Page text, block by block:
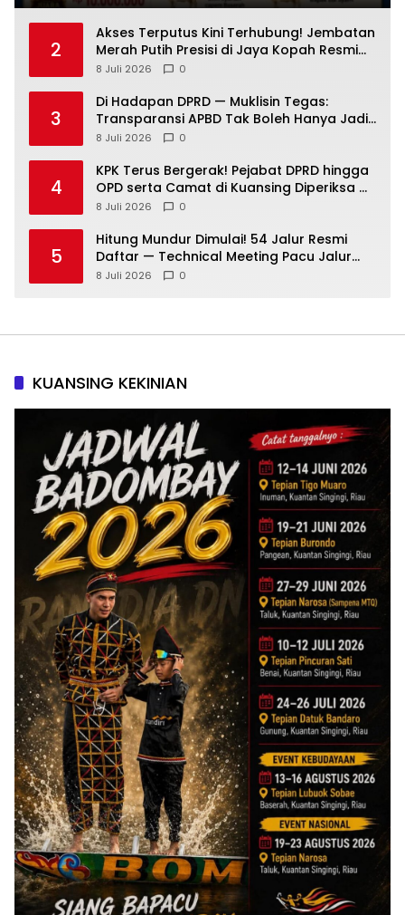
2
Akses Terputus Kini Terhubung! Jembatan
Merah Putih Presisi di Jaya Kopah Resmi
Berdiri — Polri Buktikan Pembangunan Tak
8 Juli 2026 0
3
Di Hadapan DPRD — Muklisin Tegas:
Transparansi APBD Tak Boleh Hanya Jadi
Slogan!
8 Juli 2026 0
4
KPK Terus Bergerak! Pejabat DPRD hingga
OPD serta Camat di Kuansing Diperiksa —
Suasana Kian Memanas!
8 Juli 2026 0
5
Hitung Mundur Dimulai! 54 Jalur Resmi
Daftar — Technical Meeting Pacu Jalur
Rayon III Benai Digelar Besok
8 Juli 2026 0
KUANSING KEKINIAN